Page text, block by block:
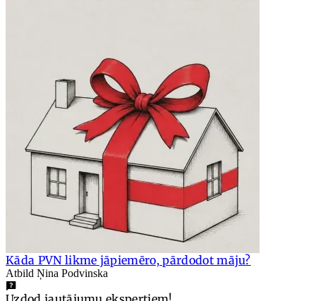
Kāda PVN likme jāpiemēro, pārdodot māju?
Atbild Ņina Podvinska